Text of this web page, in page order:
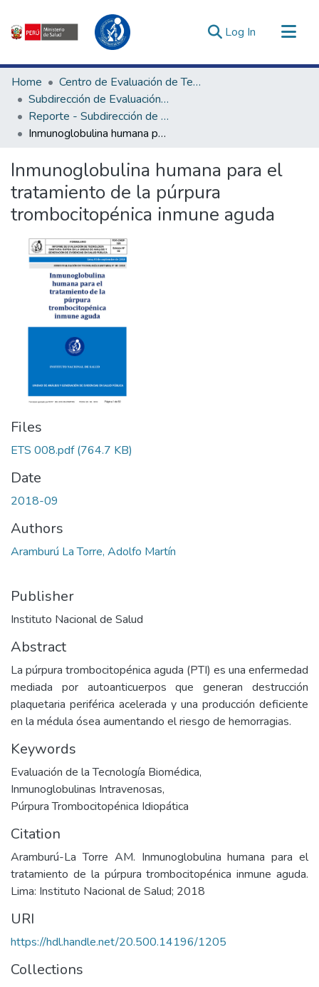
Log In (current)
Communities & Collections
All of DSpace
Statistics
Estadísticas Externas
Enlaces de interés ▾
Home
Centro de Evaluación de Tecnologías en Salud
Subdirección de Evaluación de Tecnologías Sanitarias
Reporte - Subdirección de Evaluación de Tecnologías Sanitarias
Inmunoglobulina humana para el tratamiento de la púrpura trombocitopénica inmune aguda
Inmunoglobulina humana para el
tratamiento de la púrpura
trombocitopénica inmune aguda
Files
ETS 008.pdf(764.7 KB)
Date
2018-09
Authors
Aramburú La Torre, Adolfo Martín
Publisher
Instituto Nacional de Salud
Abstract
La púrpura trombocitopénica aguda (PTI) es una enfermedad
mediada por autoanticuerpos que generan destrucción
plaquetaria periférica acelerada y una producción deficiente
en la médula ósea aumentando el riesgo de hemorragias.
Keywords
Evaluación de la Tecnología Biomédica,
Inmunoglobulinas Intravenosas,
Púrpura Trombocitopénica Idiopática
Citation
Aramburú-La Torre AM. Inmunoglobulina humana para el
tratamiento de la púrpura trombocitopénica inmune aguda.
Lima: Instituto Nacional de Salud; 2018
URI
https://hdl.handle.net/20.500.14196/1205
Collections